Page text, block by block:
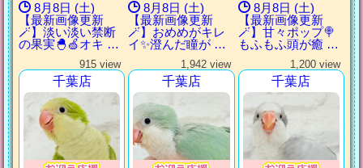
8月8日 (土)
【最新画像更新
🪄】淡い淡い禁断
の果実🐣🍏オキ …
8月8日 (土)
【最新画像更新
🪄】おめめがキレ
イ✨澄んだ瞳が …
8月8日 (土)
【最新画像更新
🪄】甘々ポップ🍭
もふもふ頭が癒 …
915 view
千葉店
1,942 view
千葉店
1,200 view
千葉店